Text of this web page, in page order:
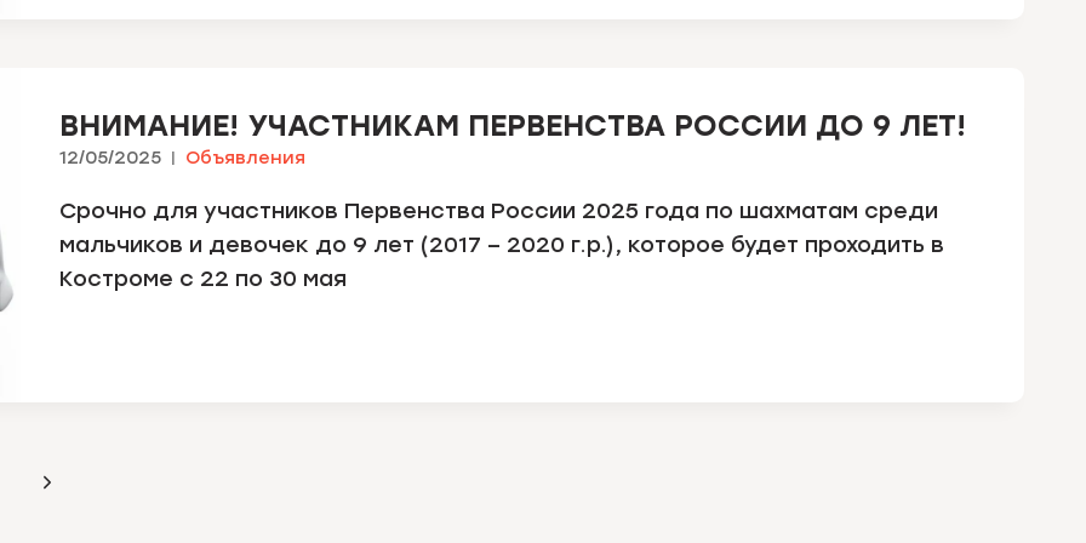
ВНИМАНИЕ! УЧАСТНИКАМ ПЕРВЕНСТВА РОССИИ ДО 9 ЛЕТ!
12/05/2025 Объявления
Срочно для участников Первенства России 2025 года по шахматам среди
мальчиков и девочек до 9 лет (2017 – 2020 г.р.), которое будет проходить в
Костроме с 22 по 30 мая
Следующая